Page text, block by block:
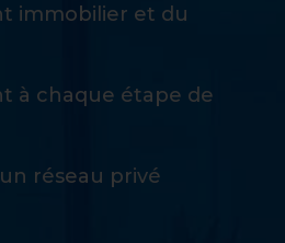
immobilier et du
à chaque étape de
réseau privé